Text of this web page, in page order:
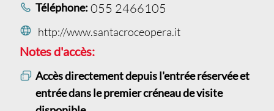
Téléphone: 055 2466105
http://www.santacroceopera.it
Notes d'accès:
Accès directement depuis l'entrée réservée et
entrée dans le premier créneau de visite